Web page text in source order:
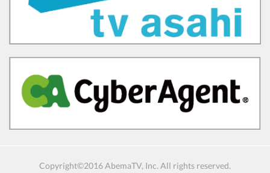
Copyright©2016 AbemaTV, Inc. All rights reserved.